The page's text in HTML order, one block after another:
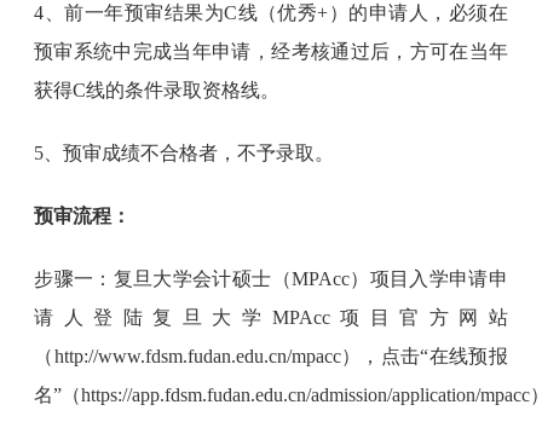
4、前一年预审结果为C线（优秀+）的申请人，必须在
预审系统中完成当年申请，经考核通过后，方可在当年
获得C线的条件录取资格线。
5、预审成绩不合格者，不予录取。
预审流程：
步骤一：复旦大学会计硕士（MPAcc）项目入学申请申
请人登陆复旦大学MPAcc项目官方网站
（http://www.fdsm.fudan.edu.cn/mpacc），点击“在线预报
名”（https://app.fdsm.fudan.edu.cn/admission/application/mpacc